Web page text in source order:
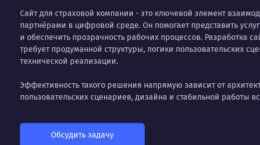
Сайт для страховой компании - это ключевой элемент
партнёрами в цифровой среде. Он помогает представить
и обеспечить прозрачность рабочих процессов. Разработка
требует продуманной структуры, логики пользовательских
технической реализации.
Эффективность такого решения напрямую зависит от
пользовательских сценариев, дизайна и стабильной работы
Обсудить задачу